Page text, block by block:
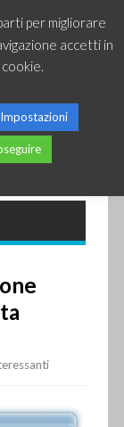
per migliorare
accetti in
Impostazioni